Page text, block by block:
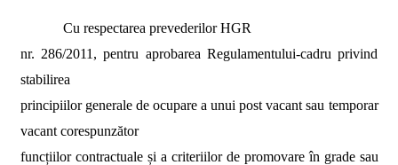
Cu respectarea prevederilorHGR
nr. 286/2011, pentru aprobarea Regulamentului-cadru privind
stabilirea
principiilor generale de ocupare a unui post vacant sau temporar
vacant corespunzător
funcțiilor contractuale și a criteriilor de promovare în grade sau